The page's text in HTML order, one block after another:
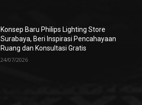
Konsep Baru Philips Lighting Store
Surabaya, Beri Inspirasi Pencahayaan
Ruang dan Konsultasi Gratis
24/07/2026